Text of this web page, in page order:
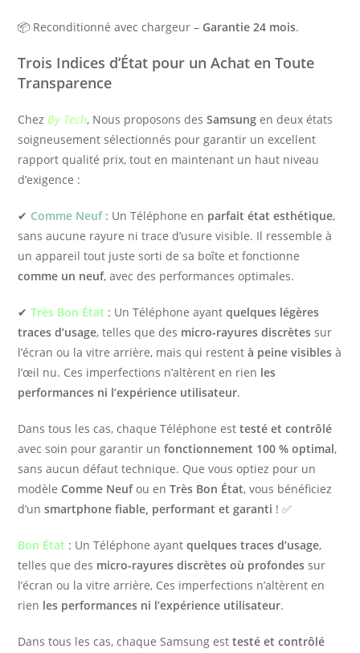
📦 Reconditionné avec chargeur – Garantie 24 mois.
Trois Indices d’État pour un Achat en Toute
Transparence
ChezBy Tech, Nous proposons desSamsungen deux états
soigneusement sélectionnés pour garantir un excellent
rapport qualité prix, tout en maintenant un haut niveau
d’exigence :
✔ Comme Neuf: Un Téléphone en parfait état esthétique,
sans aucune rayure ni trace d’usure visible. Il ressemble à
un appareil tout juste sorti de sa boîte et fonctionne
comme un neuf, avec des performances optimales.
✔Très Bon État : Un Téléphone ayantquelques légères
traces d’usage, telles que des micro-rayures discrètes sur
l’écran ou la vitre arrière, mais qui restentà peine visibles à
l’œil nu. Ces imperfections n’altèrent en rien les
performances ni l’expérience utilisateur.
Dans tous les cas, chaque Téléphone esttesté et contrôlé
avec soin pour garantir unfonctionnement 100 % optimal,
sans aucun défaut technique. Que vous optiez pour un
modèle Comme Neufou enTrès Bon État, vous bénéficiez
d’unsmartphone fiable, performant et garanti ! ✅
Bon État : Un Téléphone ayantquelques traces d’usage,
telles que des micro-rayures discrètes où profondes sur
l’écran ou la vitre arrière, Ces imperfections n’altèrent en
rien les performances ni l’expérience utilisateur.
Dans tous les cas, chaque Samsung esttesté et contrôlé